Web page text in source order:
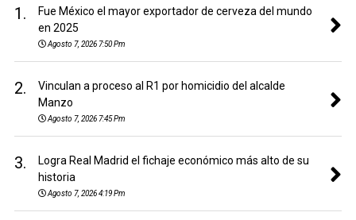
1.
Fue México el mayor exportador de cerveza del mundo
en 2025
Agosto 7, 2026 7:50 Pm
2.
Vinculan a proceso al R1 por homicidio del alcalde
Manzo
Agosto 7, 2026 7:45 Pm
3.
Logra Real Madrid el fichaje económico más alto de su
historia
Agosto 7, 2026 4:19 Pm